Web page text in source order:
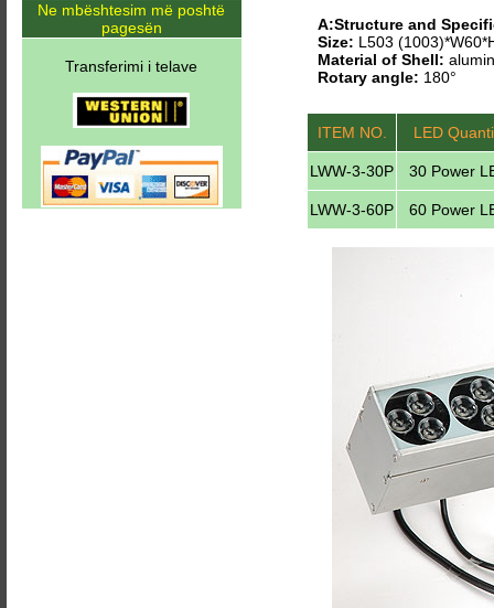
A:Structure and
Size: L503
Material of Shell:
Rotary angle: 180°
ITEM NO. LED
LWW-3-30P 30 Power
LWW-3-60P 60 Power
Ne mbështesim më poshtë
pagesën
Transferimi i telave